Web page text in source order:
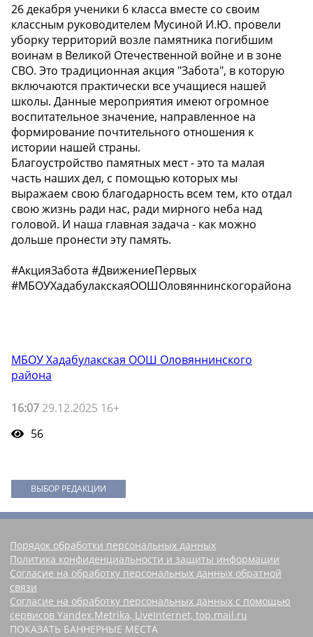
26 декабря ученики 6 класса вместе со своим
классным руководителем Мусиной И.Ю. провели
уборку территорий возле памятника погибшим
воинам в Великой Отечественной войне и в зоне
СВО. Это традиционная акция "Забота", в которую
включаются практически все учащиеся нашей
школы. Данные мероприятия имеют огромное
воспитательное значение, направленное на
формирование почтительного отношения к
истории нашей страны.
Благоустройство памятных мест - это та малая
часть наших дел, с помощью которых мы
выражаем свою благодарность всем тем, кто отдал
свою жизнь ради нас, ради мирного неба над
головой. И наша главная задача - как можно
дольше пронести эту память.
#АкцияЗабота #ДвижениеПервых
#МБОУХадабулакскаяООШОловяннинскогорайона
МБОУ Хадабулакская ООШ Оловяннинского
района
16:07 29.12.2025 16+
56
ВЫБОР РЕДАКЦИИ
Порядок обработки персональных данных
Политика конфиденциальности и защиты информации
Согласие на обработку персональных данных обратной
связи
Согласие на обработку персональных данных с помощью
сервисов Yandex.Metrika, LiveInternet, top.mail.ru
ПОКАЗАТЬ БАННЕРНЫЕ МЕСТА